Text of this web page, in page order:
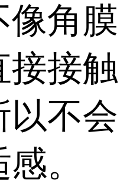
像角膜
接接触
以不会
。